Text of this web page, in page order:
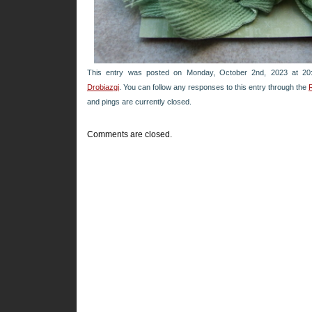
This entry was posted on Monday, October 2nd, 2023 at
Drobiazgi . You can follow any responses to this entry through the
and pings are currently closed.
Comments are closed.